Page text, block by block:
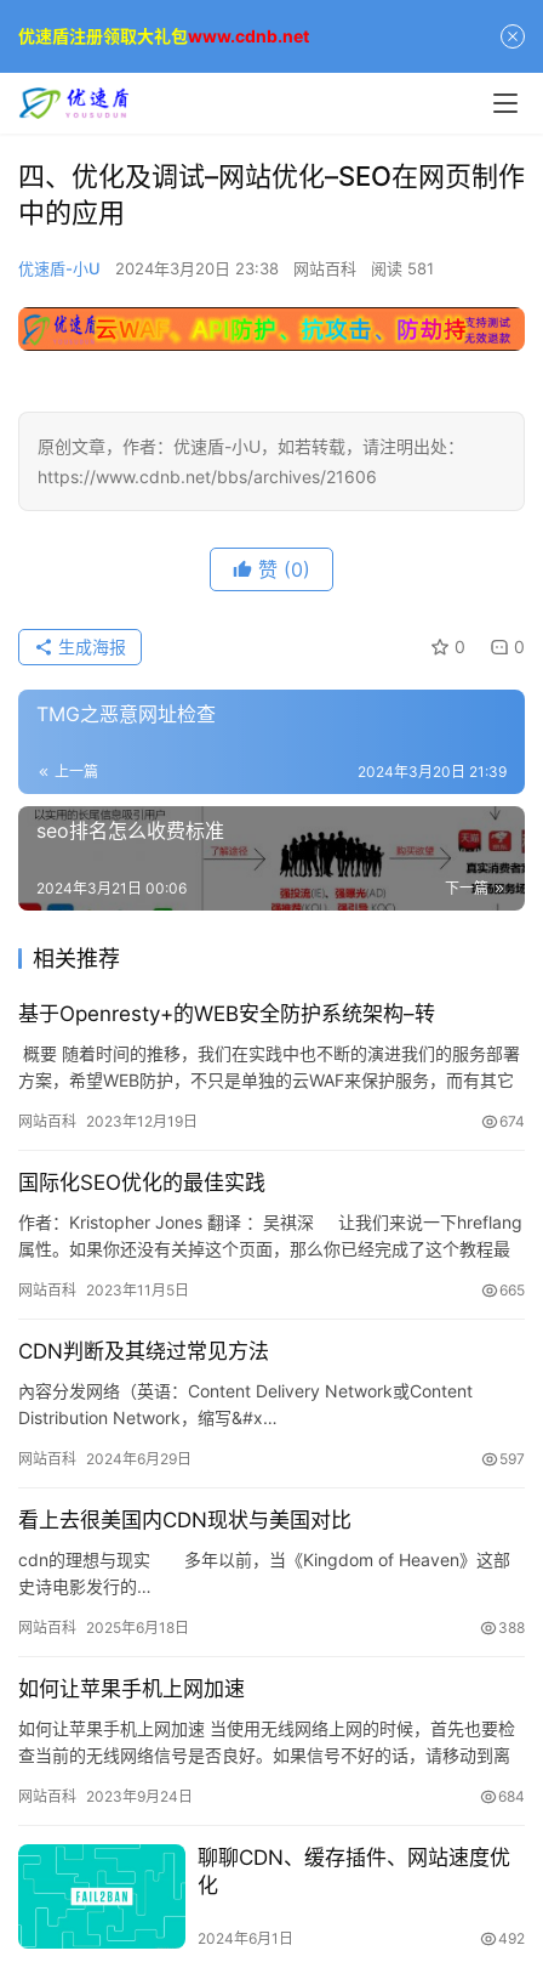
公
告
问
社
速
盾
动
登录
四、优化及调试–网站优化–SEO在网页制作
中的应用
优速盾-小U 2024年3月20日 23:38 网站百科 阅读 581
原创文章，作者：优速盾-小U，如若转载，请注明出处：
https://www.cdnb.net/bbs/archives/21606
赞 (0)
0 0
生成海报
TMG之恶意网址检查
上一篇 2024年3月20日 21:39
seo排名怎么收费标准
下一篇
2024年3月21日 00:06
相关推荐
基于Openresty+的WEB安全防护系统架构–转
概要 随着时间的推移，我们在实践中也不断的演进我们的服务部署
方案，希望WEB防护，不只是单独的云WAF来保护服务，而有其它
网站百科 2023年12月19日 674
国际化SEO优化的最佳实践
作者：Kristopher Jones 翻译 ：吴祺深 让我们来说一下hreflang
属性。如果你还没有关掉这个页面，那么你已经完成了这个教程最
网站百科 2023年11月5日 665
CDN判断及其绕过常见方法
內容分发网络（英语：Content Delivery Network或Content
Distribution Network，缩写&#x…
网站百科 2024年6月29日 597
看上去很美国内CDN现状与美国对比
cdn的理想与现实 多年以前，当《Kingdom of Heaven》这部
史诗电影发行的…
网站百科 2025年6月18日 388
如何让苹果手机上网加速
如何让苹果手机上网加速 当使用无线网络上网的时候，首先也要检
查当前的无线网络信号是否良好。如果信号不好的话，请移动到离
会导…
网站百科 2023年9月24日 684
聊聊CDN、缓存插件、网站速度优
化
2024年6月1日 492
优速盾注册领取大礼包www.cdnb.net